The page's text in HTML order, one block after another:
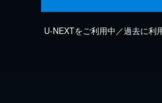
U-NEXTをご利用中／過去に利